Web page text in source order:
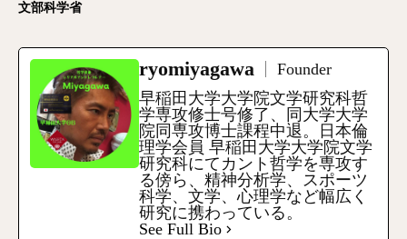
文部科学省
ryomiyagawa
Founder
早稲田大学大学院文学研究科哲
学専攻修士号修了、同大学大学
院同専攻博士課程中退。日本倫
理学会員 早稲田大学大学院文学
研究科にてカント哲学を専攻す
る傍ら、精神分析学、スポーツ
科学、文学、心理学など幅広く
研究に携わっている。
See Full Bio